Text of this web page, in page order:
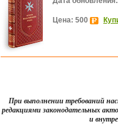
Цена: 500
При выполнении требований
редакциями законодательных
и